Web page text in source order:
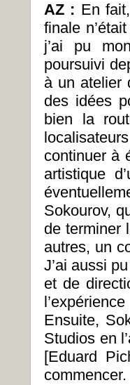
AZ : En
finale
j’ai pu
poursuivi
à un atelier
des idées
bien la
continuer à
artistique
Sokourov,
de terminer
autres, un
J’ai aussi
et de
Ensuite,
Studios en
[Eduard
commencer.